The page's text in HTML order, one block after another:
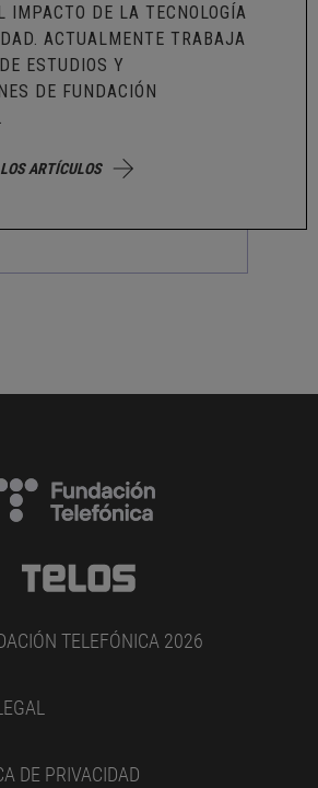
IMPACTO DE LA TECNOLOGÍA
ACTUALMENTE TRABAJA
ESTUDIOS Y
DE FUNDACIÓN
ARTÍCULOS
TELEFÓNICA 2026
DE PRIVACIDAD